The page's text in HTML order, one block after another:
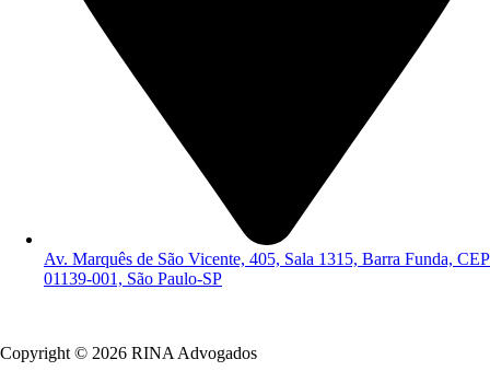
Av. Marquês de São Vicente, 405, Sala 1315, Barra Funda, CEP
01139-001, São Paulo-SP
Copyright © 2026 RINA Advogados